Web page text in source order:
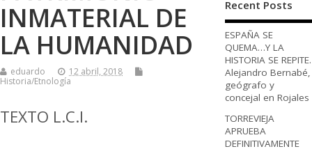
INMATERIAL DE
LA HUMANIDAD
eduardo
12 abril, 2018
Historia/Etnología
TEXTO L.C.I.
Recent Posts
ESPAÑA SE
QUEMA…Y LA
HISTORIA SE REPITE.
Alejandro Bernabé,
geógrafo y
concejal en Rojales
TORREVIEJA
APRUEBA
DEFINITIVAMENTE